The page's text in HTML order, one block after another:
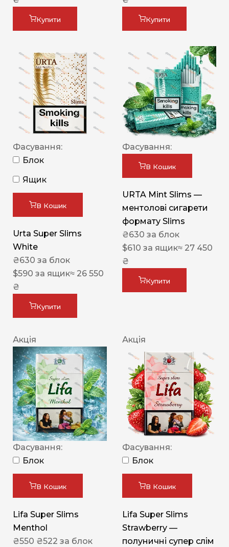
Купити Купити
Фасування:
Блок
Ящик
В Кошик
Urta Super Slims
White
₴630 за блок
$590 за ящик≈ 26 550
₴
Купити
Фасування:
В Кошик
URTA Mint Slims —
ментолові сигарети
формату Slims
₴630 за блок
$610 за ящик≈ 27 450
₴
Купити
Акція
Фасування:
Блок
В Кошик
Lifa Super Slims
Menthol
₴550 ₴522 за блок
Акція
Фасування:
Блок
В Кошик
Lifa Super Slims
Strawberry —
полуничні супер слім